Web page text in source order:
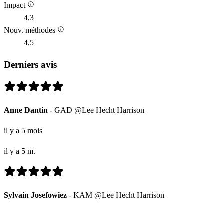
Impact
4,3
Nouv. méthodes
4,5
Derniers avis
Anne Dantin - GAD @Lee Hecht Harrison
il y a 5 mois
il y a 5 m.
Sylvain Josefowiez - KAM @Lee Hecht Harrison